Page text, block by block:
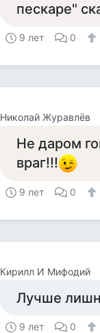
пескаре"
9 лет 0
Николай Журавлёв
Не даром
враг!!!
9 лет 0
Кирилл И Мифодий
Лучше
9 лет 0